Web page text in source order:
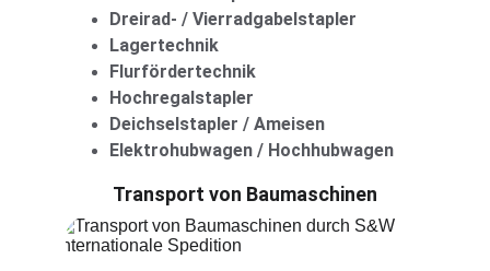
Dreirad- / Vierradgabelstapler
Lagertechnik
Flurfördertechnik
Hochregalstapler
Deichselstapler / Ameisen
Elektrohubwagen / Hochhubwagen
Transport von Baumaschinen